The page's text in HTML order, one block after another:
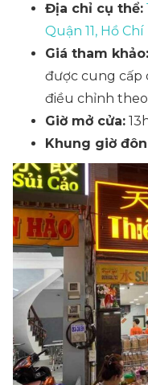
Địa chỉ cụ thể:
Quận 11, Hồ
Giá tham khảo:
được cung cấp
điều chỉnh
Giờ mở cửa:
Khung giờ